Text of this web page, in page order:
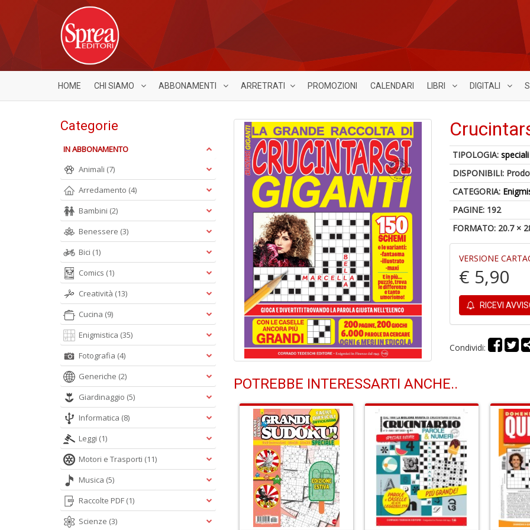
HOME CHI SIAMO ABBONAMENTI ARRETRATI PROMOZIONI CALENDARI LIBRI DIGITALI
TIPOLOGIA:speciali
DISPONIBILI:
CATEGORIA:
PAGINE: 192
FORMATO: 20.7 ×
VERSIONE
€ 5,90
RICEVI
Condividi:
POTREBBE INTERESSARTI ANCHE..
Categorie
IN ABBONAMENTO
Animali (7)
Arredamento (4)
Bambini (2)
Benessere (3)
Bici (1)
Comics (1)
Creatività (13)
Cucina (9)
Enigmistica (35)
Fotografia (4)
Generiche (2)
Giardinaggio (5)
Informatica (8)
Leggi (1)
Motori e Trasporti (11)
Musica (5)
Raccolte PDF (1)
Scienze (3)